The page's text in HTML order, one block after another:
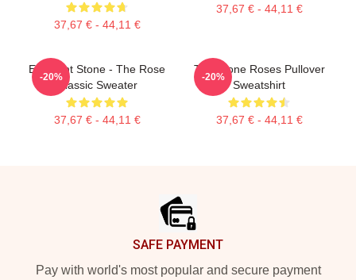
37,67 € - 44,11 €
37,67 € - 44,11 €
Elephant Stone - The Rose
Classic Sweater
37,67 € - 44,11 €
-20%
The Stone Roses Pullover
Sweatshirt
37,67 € - 44,11 €
-20%
SAFE PAYMENT
Pay with world's most popular and secure payment